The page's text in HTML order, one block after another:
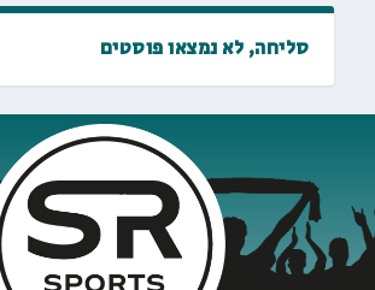
סליחה, לא נמצאו פוסטים